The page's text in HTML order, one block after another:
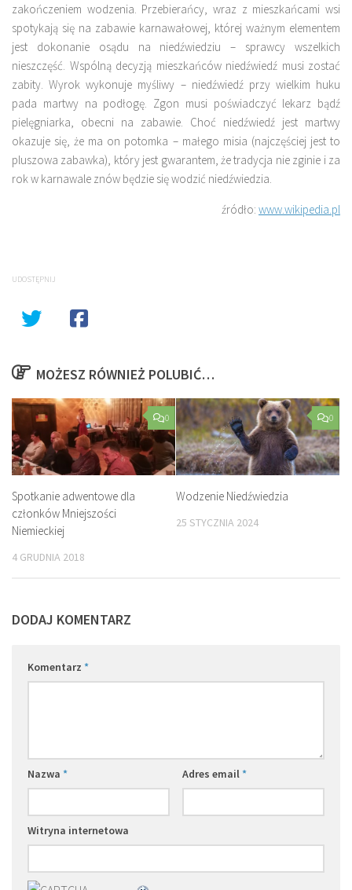
zakończeniem wodzenia. Przebierańcy, wraz z mieszkańcami wsi
spotykają się na zabawie karnawałowej, której ważnym elementem
jest dokonanie osądu na niedźwiedziu – sprawcy wszelkich
nieszczęść. Wspólną decyzją mieszkańców niedźwiedź musi zostać
zabity. Wyrok wykonuje myśliwy – niedźwiedź przy wielkim huku
pada martwy na podłogę. Zgon musi poświadczyć lekarz bądź
pielęgniarka, obecni na zabawie. Choć niedźwiedź jest martwy
okazuje się, że ma on potomka – małego misia (najczęściej jest to
pluszowa zabawka), który jest gwarantem, że tradycja nie zginie i za
rok w karnawale znów będzie się wodzić niedźwiedzia.
źródło: www.wikipedia.pl
UDOSTĘPNIJ
MOŻESZ RÓWNIEŻ POLUBIĆ…
0
Spotkanie adwentowe dla
członków Mniejszości
Niemieckiej
4 GRUDNIA 2018
0
Wodzenie Niedźwiedzia
25 STYCZNIA 2024
DODAJ KOMENTARZ
Komentarz *
Nazwa * Adres email*
Witryna internetowa